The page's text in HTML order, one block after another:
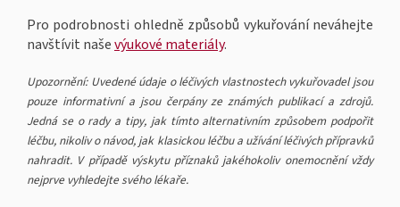
Pro podrobnosti ohledně způsobů vykuřování neváhejte
navštívit naševýukové materiály.
Upozornění: Uvedené údaje o léčivých vlastnostech vykuřovadel jsou
pouze informativní a jsou čerpány ze známých publikací a zdrojů.
Jedná se o rady a tipy, jak tímto alternativním způsobem podpořit
léčbu, nikoliv o návod, jak klasickou léčbu a užívání léčivých přípravků
nahradit. V případě výskytu příznaků jakéhokoliv onemocnění vždy
nejprve vyhledejte svého lékaře.